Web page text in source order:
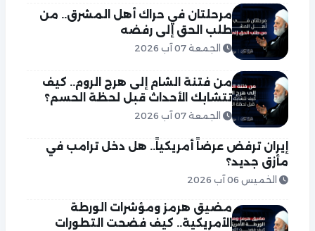
مرحلتان في حراك أهل المشرق.. من
طلب الحق إلى رفضه
الجمعة 07 آب 2026
من فتنة الشام إلى هرج الروم.. كيف
تتشابك الأحداث قبل لحظة الحسم؟
الجمعة 07 آب 2026
إيران ترفض عرضاً أمريكياً.. هل دخل ترامب في
مأزق جديد؟
الخميس 06 آب 2026
مضيق هرمز ومؤشرات الورطة
الأمريكية.. كيف فضحت التطورات